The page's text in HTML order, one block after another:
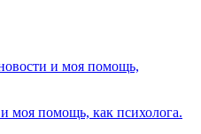
моя помощь, как психолога.